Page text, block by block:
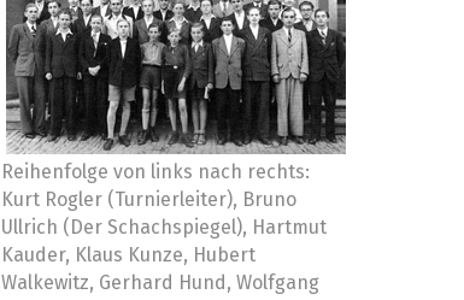
Reihenfolge von links nach rechts:
Kurt Rogler (Turnierleiter), Bruno
Ullrich (Der Schachspiegel), Hartmut
Kauder, Klaus Kunze, Hubert
Walkewitz, Gerhard Hund, Wolfgang